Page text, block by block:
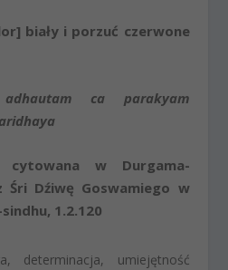
biały i porzuć czerwone
ca parakyam
cytowana w Durgama-
Śri Dźiwę Goswamiego w
1.2.120
determinacja, umiejętność